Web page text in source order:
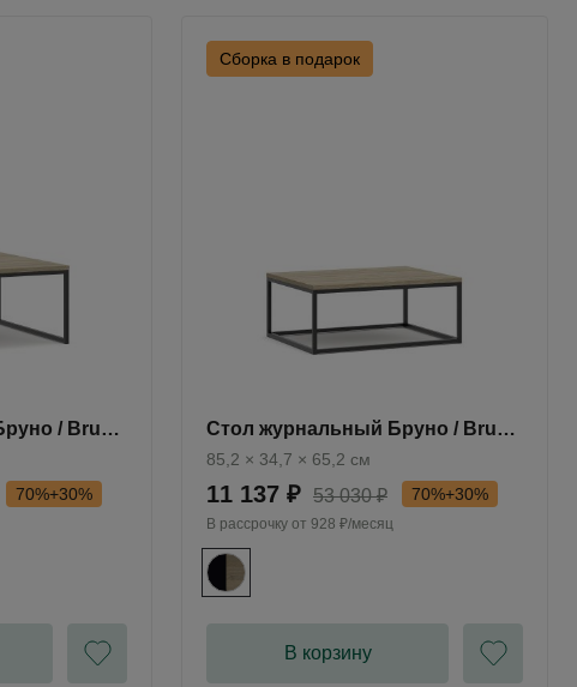
/ Bruno
70%+30%
Сборка в подарок
Стол журнальный Бруно / Bruno
BC101.0
85,2 × 34,7 × 65,2 см
11 137 ₽ 53 030 ₽ 70%+30%
В рассрочку от 928 ₽/месяц
В корзину